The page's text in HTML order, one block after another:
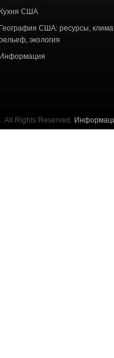
Кухня США
География США: ресурсы,
экология
Информация
Rights Reserved.